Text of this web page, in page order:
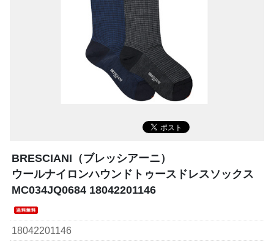
BRESCIANI（ブレッシアーニ）
ウールナイロンハウンドトゥースドレスソックス
MC034JQ0684 18042201146
18042201146